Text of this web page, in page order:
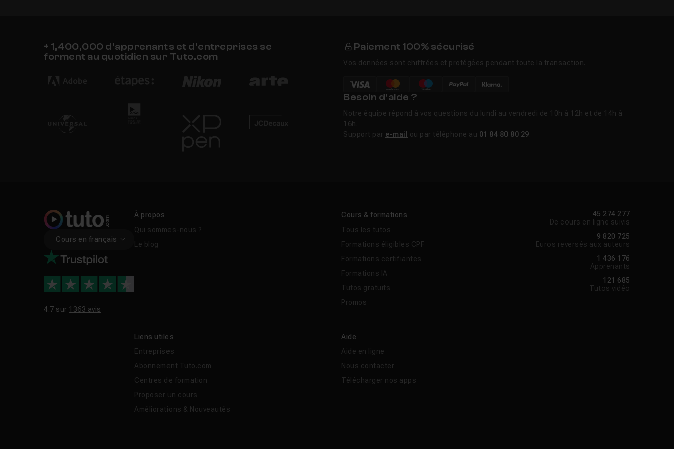
Chapitre 12 : Projet FullStack TypeScript de CMS : suppression d'articles 28m56
Chapitre 14 : Projet FullStack TypeScript de CMS : création d'utilisateurs
Chapitre 15 : Projet FullStack TypeScript de CMS : modification d'articles (suite)
Chapitre 18 : Projet FullStack TypeScript de CMS : loguer un utilisateur côté Angular 32m45
+ 1,400,000 d’apprenants et d’entreprises se
forment au quotidien sur Tuto.com
Paiement 100% sécurisé
Vos données sont chiffrées et protégées pendant toute la transaction.
Besoin d’aide ?
Notre équipe répond à vos questions du lundi au vendredi de 10h à 12h et de 14h à
16h.
Support par e-mail ou par téléphone au 01 84 80 80 29.
Cours en français
4.7 sur 1363 avis
À propos
Qui sommes-nous ?
Le blog
Cours & formations
Tous les tutos
Formations éligibles CPF
Formations certifiantes
Formations IA
Tutos gratuits
Promos
Liens utiles
Entreprises
Abonnement Tuto.com
Centres de formation
Proposer un cours
Améliorations & Nouveautés
Aide
Aide en ligne
Nous contacter
Télécharger nos apps
45 274 277
De cours en ligne suivis
9 820 725
Euros reversés aux auteurs
1 436 176
Apprenants
121 685
Tutos vidéo